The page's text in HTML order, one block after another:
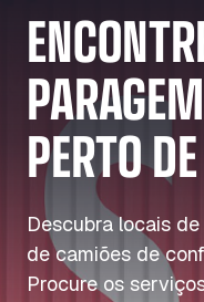
PERTO
Descubra locais
de camiões de
Procure os